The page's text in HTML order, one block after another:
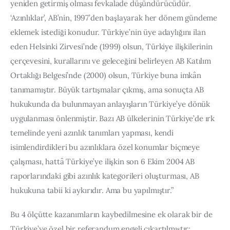
yeniden getirmiş olması fevkalade düşündürücüdür.
‘Azınlıklar’, AB’nin, 1997’den başlayarak her dönem gündeme
eklemek istediği konudur. Türkiye’nin üye adaylığını ilan
eden Helsinki Zirvesi’nde (1999) olsun, Türkiye ilişkilerinin
çerçevesini, kurallarını ve geleceğini belirleyen AB Katılım
Ortaklığı Belgesi’nde (2000) olsun, Türkiye buna imkân
tanımamıştır. Büyük tartışmalar çıkmış, ama sonuçta AB
hukukunda da bulunmayan anlayışların Türkiye’ye dönük
uygulanması önlenmiştir. Bazı AB ülkelerinin Türkiye’de ırk
temelinde yeni azınlık tanımları yapması, kendi
isimlendirdikleri bu azınlıklara özel konumlar biçmeye
çalışması, hattâ Türkiye’ye ilişkin son 6 Ekim 2004 AB
raporlarındaki gibi azınlık kategorileri oluşturması, AB
hukukuna tabii ki aykırıdır. Ama bu yapılmıştır.”
Bu 4 ölçütte kazanımların kaybedilmesine ek olarak bir de